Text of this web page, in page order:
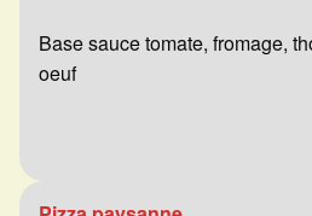
Base sauce tomate, fromage,
oeuf